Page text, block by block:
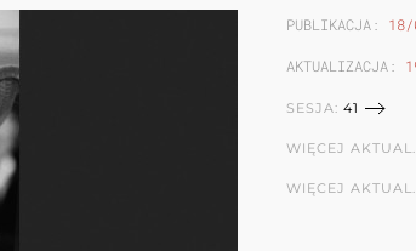
PUBLIKACJA: 18/
AKTUALIZACJA:
SESJA: 41
WIĘCEJ
WIĘCEJ